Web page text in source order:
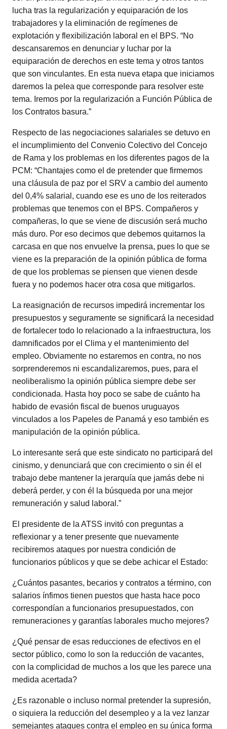
lucha tras la regularización y equiparación de los
trabajadores y la eliminación de regímenes de
explotación y flexibilización laboral en el BPS. “No
descansaremos en denunciar y luchar por la
equiparación de derechos en este tema y otros tantos
que son vinculantes. En esta nueva etapa que iniciamos
daremos la pelea que corresponde para resolver este
tema. Iremos por la regularización a Función Pública de
los Contratos basura.”
Respecto de las negociaciones salariales se detuvo en
el incumplimiento del Convenio Colectivo del Concejo
de Rama y los problemas en los diferentes pagos de la
PCM: “Chantajes como el de pretender que firmemos
una cláusula de paz por el SRV a cambio del aumento
del 0,4% salarial, cuando ese es uno de los reiterados
problemas que tenemos con el BPS. Compañeros y
compañeras, lo que se viene de discusión será mucho
más duro. Por eso decimos que debemos quitarnos la
carcasa en que nos envuelve la prensa, pues lo que se
viene es la preparación de la opinión pública de forma
de que los problemas se piensen que vienen desde
fuera y no podemos hacer otra cosa que mitigarlos.
La reasignación de recursos impedirá incrementar los
presupuestos y seguramente se significará la necesidad
de fortalecer todo lo relacionado a la infraestructura, los
damnificados por el Clima y el mantenimiento del
empleo. Obviamente no estaremos en contra, no nos
sorprenderemos ni escandalizaremos, pues, para el
neoliberalismo la opinión pública siempre debe ser
condicionada. Hasta hoy poco se sabe de cuánto ha
habido de evasión fiscal de buenos uruguayos
vinculados a los Papeles de Panamá y eso también es
manipulación de la opinión pública.
Lo interesante será que este sindicato no participará del
cinismo, y denunciará que con crecimiento o sin él el
trabajo debe mantener la jerarquía que jamás debe ni
deberá perder, y con él la búsqueda por una mejor
remuneración y salud laboral.”
El presidente de la ATSS invitó con preguntas a
reflexionar y a tener presente que nuevamente
recibiremos ataques por nuestra condición de
funcionarios públicos y que se debe achicar el Estado:
¿Cuántos pasantes, becarios y contratos a término, con
salarios ínfimos tienen puestos que hasta hace poco
correspondían a funcionarios presupuestados, con
remuneraciones y garantías laborales mucho mejores?
¿Qué pensar de esas reducciones de efectivos en el
sector público, como lo son la reducción de vacantes,
con la complicidad de muchos a los que les parece una
medida acertada?
¿Es razonable o incluso normal pretender la supresión,
o siquiera la reducción del desempleo y a la vez lanzar
semejantes ataques contra el empleo en su única forma